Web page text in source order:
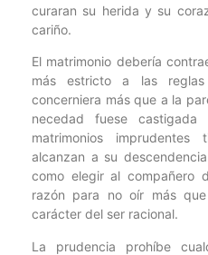
curaran su herida y su
cariño.
El matrimonio debería
más estricto a las
concerniera más que a la
necedad fuese
matrimonios imprudentes
alcanzan a su
como elegir al compañero
razón para no oír más
carácter del ser racional.
La prudencia prohíbe